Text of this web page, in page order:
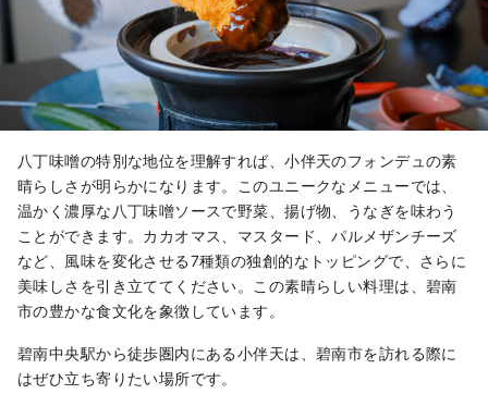
八丁味噌の特別な地位を理解すれば、小伴天のフォンデュの素
晴らしさが明らかになります。このユニークなメニューでは、
温かく濃厚な八丁味噌ソースで野菜、揚げ物、うなぎを味わう
ことができます。カカオマス、マスタード、パルメザンチーズ
など、風味を変化させる7種類の独創的なトッピングで、さらに
美味しさを引き立ててください。この素晴らしい料理は、碧南
市の豊かな食文化を象徴しています。
碧南中央駅から徒歩圏内にある小伴天は、碧南市を訪れる際に
はぜひ立ち寄りたい場所です。